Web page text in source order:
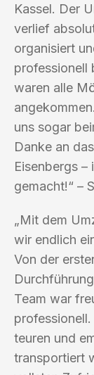
Kassel. Der
verlief
organisiert
professionell
waren alle
uns sogar
Danke an
Eisenbergs
gemacht!“ –
„Mit dem
wir endlich
Von der
Team war
teuren und
transportiert